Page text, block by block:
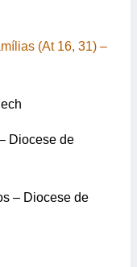
(At 16, 31) –
Diocese de
– Diocese de